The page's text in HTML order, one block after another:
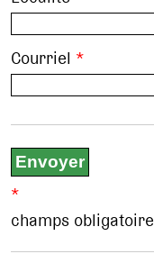
Courriel *
*
champs